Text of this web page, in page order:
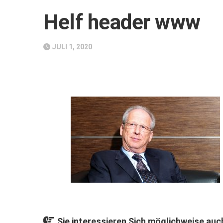
Helf header www
JULI 1, 2020